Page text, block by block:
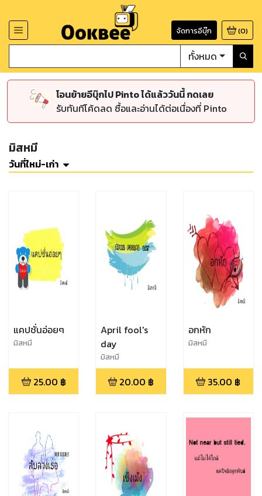
จัดการอีบุ๊ก (0)
ทั้งหมด
โอนย้ายอีบุ๊กไป Pinto ได้แล้ววันนี้ กดเลย
รับทันทีโค้ดลด ซื้อและอ่านได้ต่อเนื่องที่ Pinto
มิสหมี
วันที่ใหม่-เก่า
แคปชั่นอ่อยๆ
มิสหมี
25.00 ฿
April fool's
day
มิสหมี
20.00 ฿
อกหัก
มิสหมี
35.00 ฿